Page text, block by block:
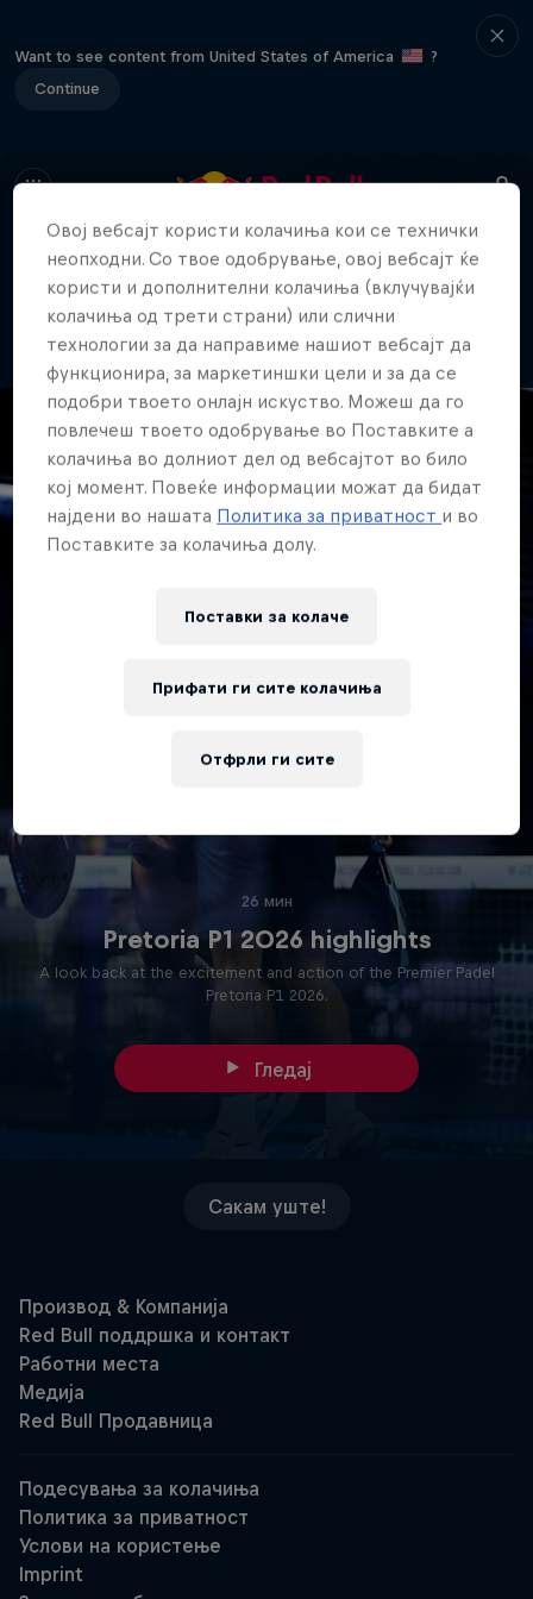
Want to see content from United States of America
?
Continue
404
Ова е непријатно... Каде отиде
страницата?!
26 мин
Pretoria P1 2026 highlights
A look back at the excitement and action of the Premier Padel
Pretoria P1 2026.
Гледај
Сакам уште!
Овој вебсајт користи колачиња кои се технички
неопходни. Со твое одобрување, овој вебсајт ќе
користи и дополнителни колачиња (вклучувајќи
колачиња од трети страни) или слични
технологии за да направиме нашиот вебсајт да
функционира, за маркетиншки цели и за да се
подобри твоето онлајн искуство. Можеш да го
повлечеш твоето одобрување во Поставките а
колачиња во долниот дел од вебсајтот во било
кој момент. Повеќе информации можат да бидат
најдени во нашата Политика за приватност и во
Поставките за колачиња долу.
Поставки за колачe
Отфрли ги сите
Прифати ги сите колачиња